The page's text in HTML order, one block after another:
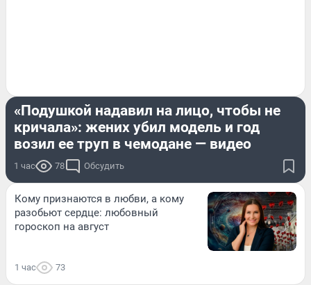
«Подушкой надавил на лицо, чтобы не
кричала»: жених убил модель и год
возил ее труп в чемодане — видео
1 час 78 Обсудить
Кому признаются в любви, а кому
разобьют сердце: любовный
гороскоп на август
1 час 73